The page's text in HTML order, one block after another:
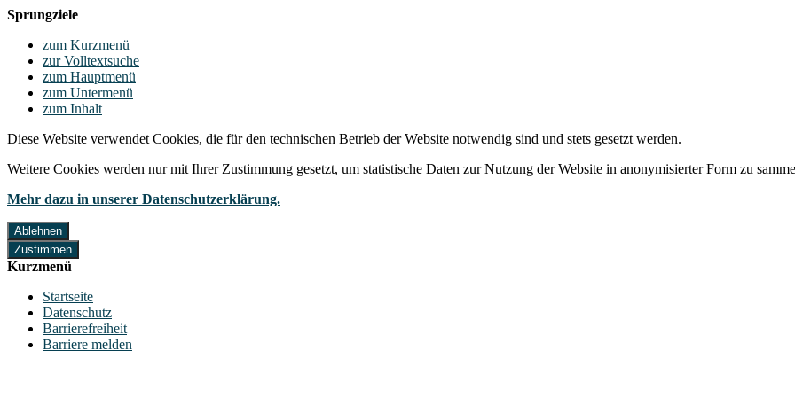
Sprungziele
zum Kurzmenü
zur Volltextsuche
zum Hauptmenü
zum Untermenü
zum Inhalt
Diese Website verwendet Cookies, die für den technischen Betrieb der Website notwendig sind und stets gesetzt werden.
Weitere Cookies werden nur mit Ihrer Zustimmung gesetzt, um statistische Daten zur Nutzung der Website in anonymisierter Form zu
Mehr dazu in unserer Datenschutzerklärung.
Ablehnen
Zustimmen
Kurzmenü
Startseite
Datenschutz
Barrierefreiheit
Barriere melden